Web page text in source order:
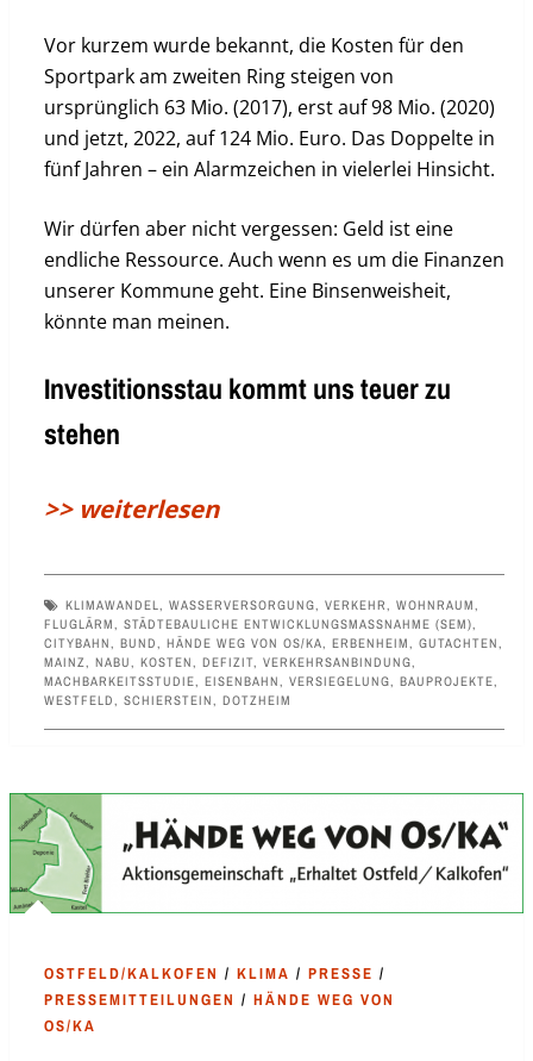
Vor kurzem wurde bekannt, die Kosten für den
Sportpark am zweiten Ring steigen von
ursprünglich 63 Mio. (2017), erst auf 98 Mio. (2020)
und jetzt, 2022, auf 124 Mio. Euro. Das Doppelte in
fünf Jahren – ein Alarmzeichen in vielerlei Hinsicht.
Wir dürfen aber nicht vergessen: Geld ist eine
endliche Ressource. Auch wenn es um die Finanzen
unserer Kommune geht. Eine Binsenweisheit,
könnte man meinen.
Investitionsstau kommt uns teuer zu
stehen
>> weiterlesen
KLIMAWANDEL WASSERVERSORGUNG VERKEHR WOHNRAUM
FLUGLÄRM
STÄDTEBAULICHE ENTWICKLUNGSMASSNAHME (SEM)
CITYBAHN
BUND HÄNDE WEG VON OS/KA ERBENHEIM GUTACHTEN
MAINZ
NABU KOSTEN DEFIZIT, VERKEHRSANBINDUNG
MACHBARKEITSSTUDIE
EISENBAHN VERSIEGELUNG BAUPROJEKTE
WESTFELD
SCHIERSTEIN DOTZHEIM
OSTFELD/KALKOFEN / KLIMA / PRESSE /
PRESSEMITTEILUNGEN / HÄNDE WEG VON
OS/KA